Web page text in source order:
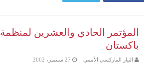
المؤتمر الحادي والعشرين
باكستان
التيار الماركسي الأممي 27 سبتمبر، 2002